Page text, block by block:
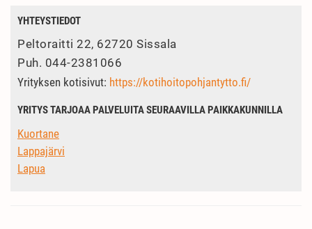
YHTEYSTIEDOT
Peltoraitti 22, 62720 Sissala
Puh. 044-2381066
Yrityksen kotisivut: https://kotihoitopohjantytto.fi/
YRITYS TARJOAA PALVELUITA SEURAAVILLA PAIKKAKUNNILLA
Kuortane
Lappajärvi
Lapua